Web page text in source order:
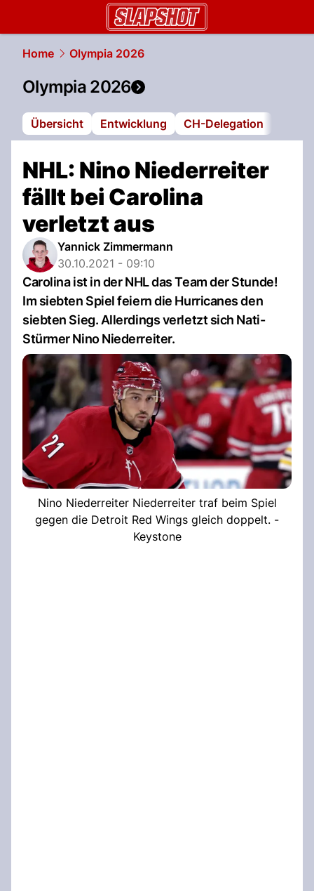
Home Olympia 2026
Olympia 2026
Übersicht Entwicklung CH-Delegation
NHL: Nino Niederreiter
fällt bei Carolina
verletzt aus
Yannick Zimmermann
30.10.2021 - 09:10
Carolina ist in der NHL das Team der Stunde!
Im siebten Spiel feiern die Hurricanes den
siebten Sieg. Allerdings verletzt sich Nati-
Stürmer Nino Niederreiter.
Nino Niederreiter Niederreiter traf beim Spiel
gegen die Detroit Red Wings gleich doppelt. -
Keystone